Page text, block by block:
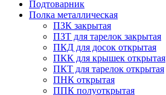
Подтоварник
Полка металлическая
ПЗК закрытая
ПЗТ для тарелок закрытая
ПКД для досок открытая
ПКК для крышек открытая
ПКТ для тарелок открытая
ПНК открытая
ППК полуоткрытая